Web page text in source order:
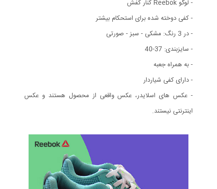
- لوگو Reebok کنار کفش
- کفی دوخته شده برای استحکام بیشتر
- در 3 رنگ: مشکی - سبز - صورتی
- سایزبندی: 37-40
- به همراه جعبه
- دارای کفی شیاردار
- عکس های اسلایدر، عکس واقعی از محصول هستند و عکس
اینترنتی نیستند.